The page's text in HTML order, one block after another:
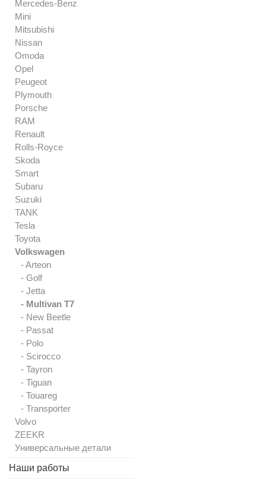
Mercedes-Benz
Mini
Mitsubishi
Nissan
Omoda
Opel
Peugeot
Plymouth
Porsche
RAM
Renault
Rolls-Royce
Skoda
Smart
Subaru
Suzuki
TANK
Tesla
Toyota
Volkswagen
- Arteon
- Golf
- Jetta
- Multivan T7
- New Beetle
- Passat
- Polo
- Scirocco
- Tayron
- Tiguan
- Touareg
- Transporter
Volvo
ZEEKR
Универсальные детали
Наши работы